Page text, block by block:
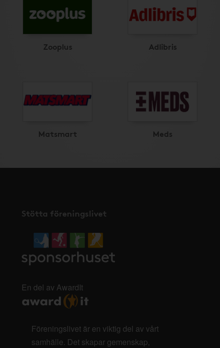
Zooplus Adlibris
Matsmart Meds
Stötta föreningslivet
En del av AwardIt
Föreningslivet är en viktig del av vårt
samhälle. Det skapar gemenskap,